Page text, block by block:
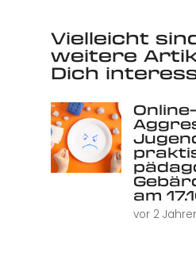
Vielleicht
weitere
Dich
am
vor 2